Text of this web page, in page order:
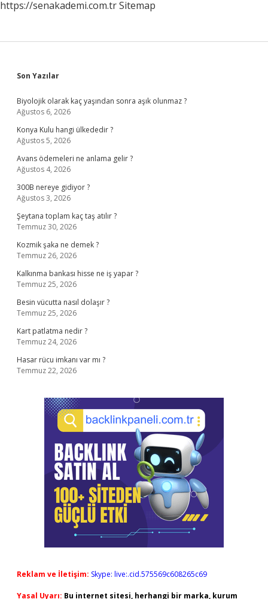
https://senakademi.com.trSitemap
Sidebar
Son Yazılar
Biyolojik olarak kaç yaşından sonra aşık olunmaz ?
Ağustos 6, 2026
Konya Kulu hangi ülkededir ?
Ağustos 5, 2026
Avans ödemeleri ne anlama gelir ?
Ağustos 4, 2026
300B nereye gidiyor ?
Ağustos 3, 2026
Şeytana toplam kaç taş atılır ?
Temmuz 30, 2026
Kozmik şaka ne demek ?
Temmuz 26, 2026
Kalkınma bankası hisse ne iş yapar ?
Temmuz 25, 2026
Besin vücutta nasıl dolaşır ?
Temmuz 25, 2026
Kart patlatma nedir ?
Temmuz 24, 2026
Hasar rücu imkanı var mı ?
Temmuz 22, 2026
Reklam ve İletişim: Skype: live:.cid.575569c608265c69
Yasal Uyarı: Bu internet sitesi, herhangi bir marka, kurum